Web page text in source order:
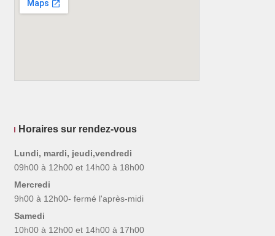
Horaires sur rendez-vous
Lundi, mardi, jeudi,vendredi
09h00 à 12h00 et 14h00 à 18h00
Mercredi
9h00 à 12h00- fermé l'après-midi
Samedi
10h00 à 12h00 et 14h00 à 17h00